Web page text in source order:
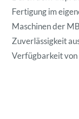
Fertigung im
Maschinen der
Zuverlässigkeit
Verfügbarkeit von